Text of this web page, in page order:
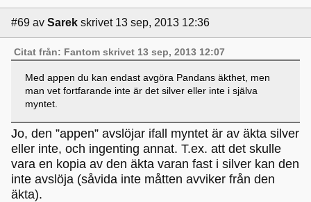
#69 av Sarek skrivet 13 sep, 2013 12:36
Citat från: Fantom skrivet 13 sep, 2013 12:07
Med appen du kan endast avgöra Pandans äkthet, men
man vet fortfarande inte är det silver eller inte i själva
myntet.
Jo, den ”appen” avslöjar ifall myntet är av äkta silver
eller inte, och ingenting annat. T.ex. att det skulle
vara en kopia av den äkta varan fast i silver kan den
inte avslöja (såvida inte måtten avviker från den
äkta).